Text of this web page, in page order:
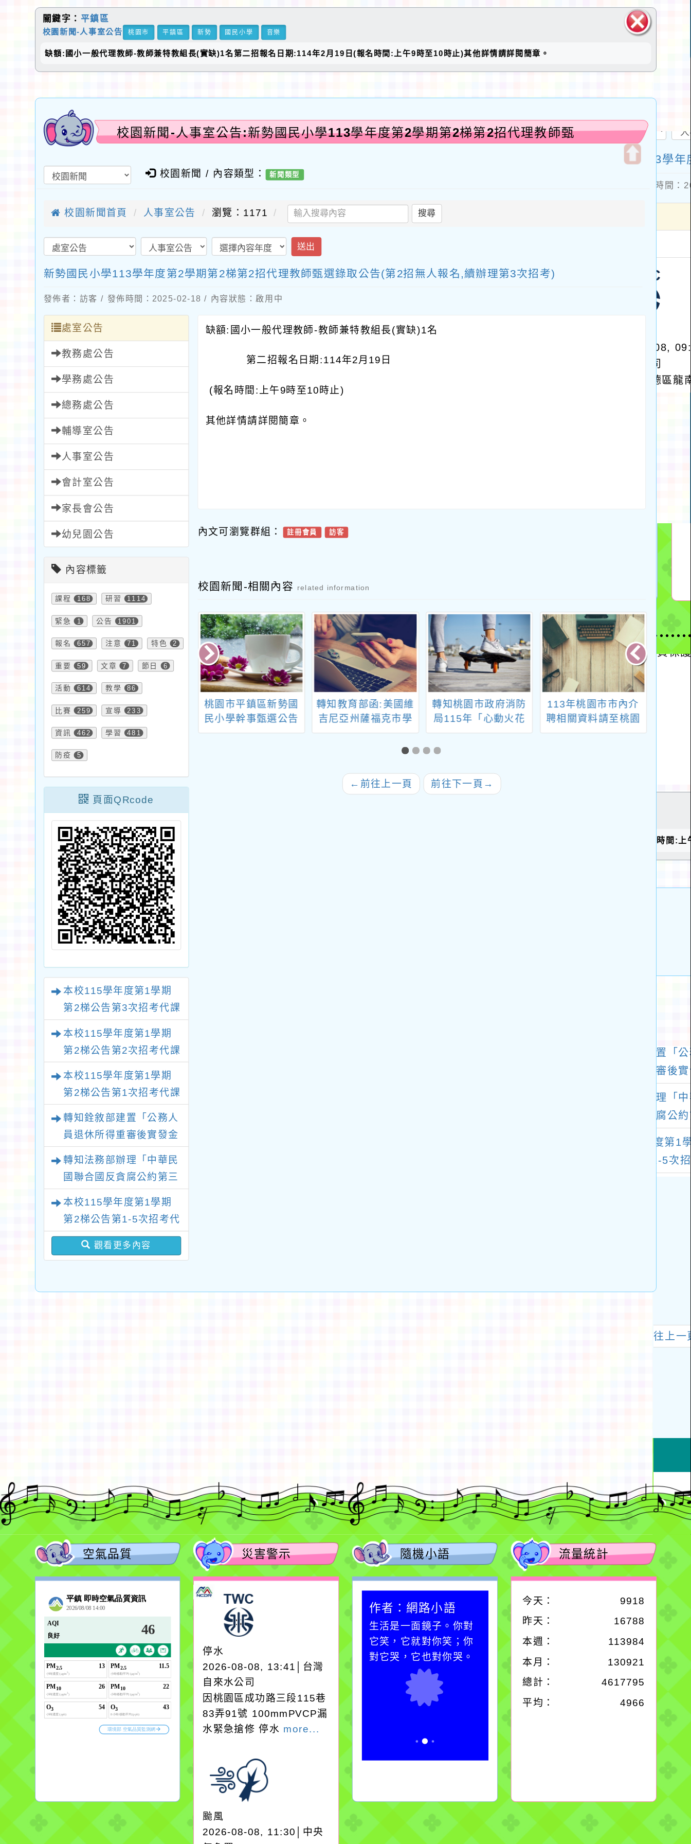
關鍵字： 平鎮區
校園新聞-人事室公告 桃園市 平鎮區 新勢 國民小學 音樂
缺額:國小一般代理教師-教師兼特教組長(實缺)1名第二招報名日期:114年2月19日(報名時間:上午9時至10時止)其他詳情請詳閱簡章。
校園新聞-人事室公告:新勢國民小學113學年度第2學期第2梯第2招代理教師甄
校園新聞 / 內容類型： 新聞類型
校園新聞首頁 人事室公告 瀏覽：1171 搜尋
送出
新勢國民小學113學年度第2學期第2梯第2招代理教師甄選錄取公告(第2招無人報名,續辦理第3次招考)
發佈者：訪客 / 發佈時間：2025-02-18 / 內容狀態：啟用中
處室公告
教務處公告
學務處公告
總務處公告
輔導室公告
人事室公告
會計室公告
家長會公告
幼兒園公告
內容標籤
課程 168 研習 1114
緊急 1 公告 1901
報名 657 注意 71 特色 2
重要 59 文章 7 節日 6
活動 614 教學 86
比賽 259 宣導 233
資訊 462 學習 481
防疫 5
頁面QRcode
本校115學年度第1學期
第2梯公告第3次招考代課
本校115學年度第1學期
第2梯公告第2次招考代課
本校115學年度第1學期
第2梯公告第1次招考代課
轉知銓敘部建置「公務人
員退休所得重審後實發金
轉知法務部辦理「中華民
國聯合國反貪腐公約第三
議」謹請大家查閱
本校115學年度第1學期
第2梯公告第1-5次招考代
課鐘點教師甄選簡章(採1
次公告分次招考)
觀看更多內容
缺額:國小一般代理教師-教師兼特教組長(實缺)1名
第二招報名日期:114年2月19日
(報名時間:上午9時至10時止)
其他詳情請詳閱簡章。
內文可瀏覽群組： 註冊會員 訪客
校園新聞-相關內容 related information
桃園市市立國
及幼兒園超額
聘作業要點」
、第八點、第
並自即日起生
桃園市平鎮區新勢國
民小學 114 學年度第
1 學期第 4 梯第2招
桃園市平鎮區新勢國
民小學幹事甄選公告
初審合格名單
轉知教育部函:美國維
吉尼亞州薩福克市學
區（Suffolk Public
Schools）徵聘華語
轉知桃園市政府消防
局115年「心動火花
浪漫出勤：香氛開運
繡球情緣一日遊」單
畫、行程表及報名表
各1份，請未婚同仁踴
113年桃園市市內介
聘相關資料請至桃園
市113年國民小學暨
← 前往上一頁 前往下一頁 →
空氣品質 災害警示
停水
2026-08-08, 13:41│台灣
自來水公司
因桃園區成功路三段115巷
83弄91號 100mmPVCP漏
水緊急搶修 停水 more...
颱風
2026-08-08, 11:30│中央
隨機小語
作者：網路小語
在實現理想的路途中，
誘惑。
作者：網路小語
生活是一面鏡子。你對
它笑，它就對你笑；你
對它哭，它也對你哭。
作者：網路小語
一杯清水因滴入一滴污
水而變污濁，一杯污水
卻不會因一滴清水的存
流量統計
今天： 9918
昨天： 16788
本週： 113984
本月： 130921
總計：
4617795
平均：
4966